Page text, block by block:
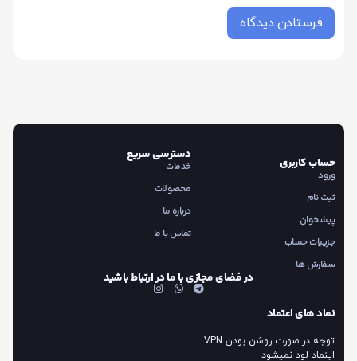
حساب کاربری
ورود
ثبت نام
پیشخوان
جزییات حساب
سفارش ها
دسترسی سریع
خدمات
محصولات
درباره ما
تماس با ما
در فضای مجازی با ما در ارتباط باشید
نماد های اعتماد
توجه در صورت روشن بودن VPN
اینماد لود نمیشود